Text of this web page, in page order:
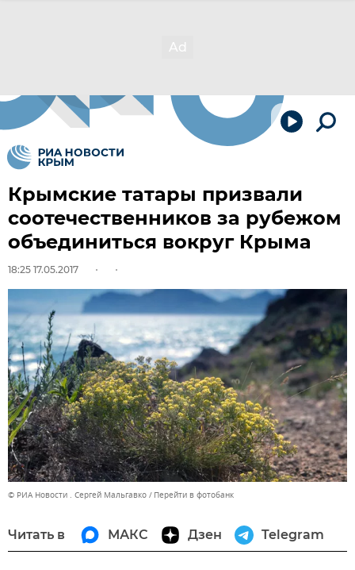
Крымские татары призвали
соотечественников за рубежом
объединиться вокруг Крыма
18:25 17.05.2017
© РИА Новости . Сергей Мальгавко Перейти в фотобанк
Читать в МАКС Дзен Telegram